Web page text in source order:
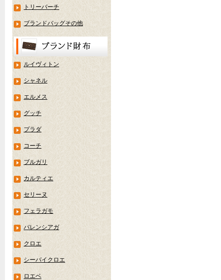
トリーバーチ
ブランドバッグその他
ルイヴィトン
シャネル
エルメス
グッチ
プラダ
コーチ
ブルガリ
カルティエ
セリーヌ
フェラガモ
バレンシアガ
クロエ
シーバイクロエ
ロエベ